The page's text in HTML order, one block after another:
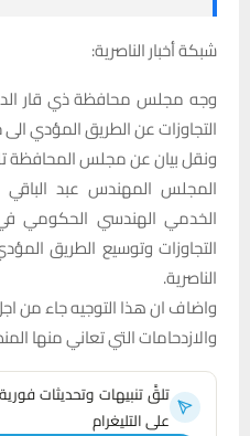
شبكة أخبار الناصرية:
وجه مجلس محافظة ذي قار
التجاوزات عن الطريق المؤدي
ونقل بيان عن مجلس المحافظة
المجلس المهندس عبد الباقي
الخدمي الهندسي الحكومي في
التجاوزات وتوسيع الطريق
الناصرية.
واضاف ان هذا التوجيه جاء من
والازدحامات التي تعاني منها
تلقَّ تنبيهات وتحديثات
على التليغرام